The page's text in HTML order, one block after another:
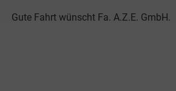
Gute Fahrt wünscht Fa. A.Z.E. GmbH.